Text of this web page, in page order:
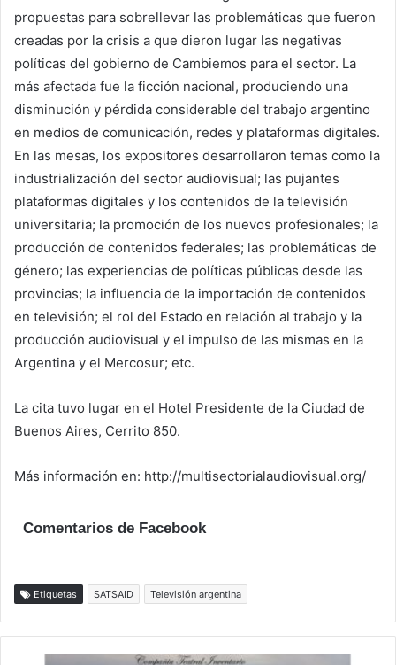
propuestas para sobrellevar las problemáticas que fueron
creadas por la crisis a que dieron lugar las negativas
políticas del gobierno de Cambiemos para el sector. La
más afectada fue la ficción nacional, produciendo una
disminución y pérdida considerable del trabajo argentino
en medios de comunicación, redes y plataformas digitales.
En las mesas, los expositores desarrollaron temas como la
industrialización del sector audiovisual; las pujantes
plataformas digitales y los contenidos de la televisión
universitaria; la promoción de los nuevos profesionales; la
producción de contenidos federales; las problemáticas de
género; las experiencias de políticas públicas desde las
provincias; la influencia de la importación de contenidos
en televisión; el rol del Estado en relación al trabajo y la
producción audiovisual y el impulso de las mismas en la
Argentina y el Mercosur; etc.
La cita tuvo lugar en el Hotel Presidente de la Ciudad de
Buenos Aires, Cerrito 850.
Más información en: http://multisectorialaudiovisual.org/
Comentarios de Facebook
Etiquetas SATSAID Televisión argentina